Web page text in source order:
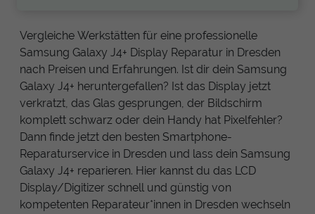
Vergleiche Werkstätten für eine professionelle
Samsung Galaxy J4+ Display Reparatur in Dresden
nach Preisen und Erfahrungen. Ist dir dein Samsung
Galaxy J4+ heruntergefallen? Ist das Display jetzt
verkratzt, das Glas gesprungen, der Bildschirm
komplett schwarz oder dein Handy hat Pixelfehler?
Dann finde jetzt den besten Smartphone-
Reparaturservice in Dresden und lass dein Samsung
Galaxy J4+ reparieren. Hier kannst du das LCD
Display/Digitizer schnell und günstig von
kompetenten Reparateur*innen in Dresden wechseln